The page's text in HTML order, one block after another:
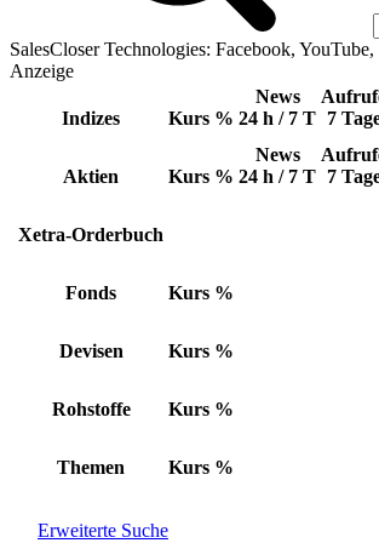
SalesCloser Technologies: Facebook,
Anzeige
Indizes Kurs %
News
24 h / 7 T 7
Aktien Kurs %
News
24 h / 7 T 7
Xetra-Orderbuch
Fonds Kurs %
Devisen Kurs %
Rohstoffe Kurs %
Themen Kurs %
Erweiterte Suche